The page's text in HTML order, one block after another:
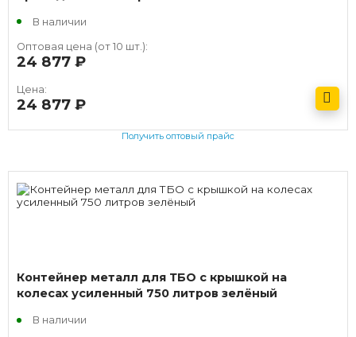
В наличии
Оптовая цена (от 10 шт.):
24 877
Цена:
24 877
Получить оптовый прайс
Контейнер металл для ТБО с крышкой на
колесах усиленный 750 литров зелёный
В наличии